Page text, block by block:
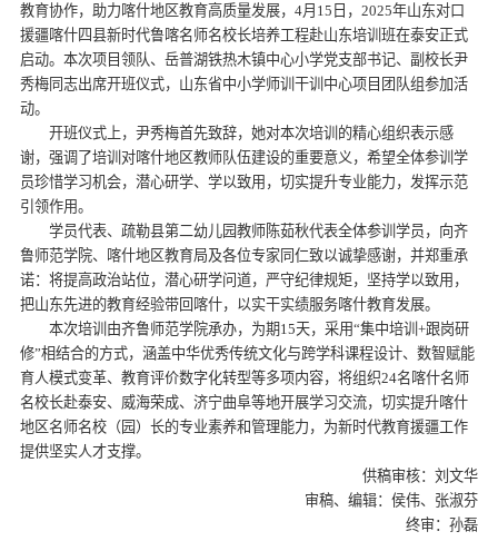
教育协作，助力喀什地区教育高质量发展，4月15日，2025年山东对口
援疆喀什四县新时代鲁喀名师名校长培养工程赴山东培训班在泰安正式
启动。本次项目领队、岳普湖铁热木镇中心小学党支部书记、副校长尹
秀梅同志出席开班仪式，山东省中小学师训干训中心项目团队组参加活
动。
开班仪式上，尹秀梅首先致辞，她对本次培训的精心组织表示感
谢，强调了培训对喀什地区教师队伍建设的重要意义，希望全体参训学
员珍惜学习机会，潜心研学、学以致用，切实提升专业能力，发挥示范
引领作用。
学员代表、疏勒县第二幼儿园教师陈茹秋代表全体参训学员，向齐
鲁师范学院、喀什地区教育局及各位专家同仁致以诚挚感谢，并郑重承
诺：将提高政治站位，潜心研学问道，严守纪律规矩，坚持学以致用，
把山东先进的教育经验带回喀什，以实干实绩服务喀什教育发展。
本次培训由齐鲁师范学院承办，为期15天，采用“集中培训+跟岗研
修”相结合的方式，涵盖中华优秀传统文化与跨学科课程设计、数智赋能
育人模式变革、教育评价数字化转型等多项内容，将组织24名喀什名师
名校长赴泰安、威海荣成、济宁曲阜等地开展学习交流，切实提升喀什
地区名师名校（园）长的专业素养和管理能力，为新时代教育援疆工作
提供坚实人才支撑。
供稿审核：刘文华
审稿、编辑：侯伟、张淑芬
终审：孙磊